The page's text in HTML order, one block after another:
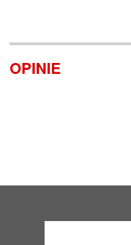
OPINIE